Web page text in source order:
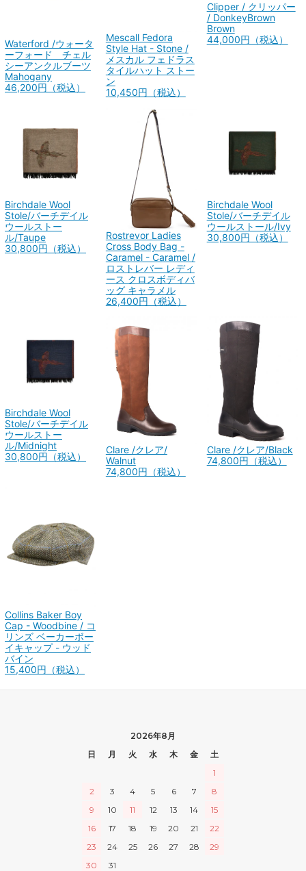
Waterford /ウォータ
ーフォード チェル
シーアンクルブーツ
Mahogany
46,200円（税込）
Mescall Fedora
Style Hat - Stone /
メスカル フェドラス
タイルハット ストー
ン
10,450円（税込）
Clipper / クリッパー
/ DonkeyBrown
Brown
44,000円（税込）
Birchdale Wool
Stole/バーチデイル
ウールストー
ル/Taupe
30,800円（税込）
Rostrevor Ladies
Cross Body Bag -
Caramel - Caramel /
ロストレバー レディ
ース クロスボディバ
ッグ キャラメル
26,400円（税込）
Birchdale Wool
Stole/バーチデイル
ウールストール/Ivy
30,800円（税込）
Birchdale Wool
Stole/バーチデイル
ウールストー
ル/Midnight
30,800円（税込）
Clare /クレア/
Walnut
74,800円（税込）
Clare /クレア/Black
74,800円（税込）
Collins Baker Boy
Cap - Woodbine / コ
リンズ ベーカーボー
イキャップ - ウッド
バイン
15,400円（税込）
2026年8月
日
月 火 水 木 金
土
1
2
3 4 5 6 7
8
9
10 11 12 13 14
15
16
17 18 19 20 21
22
23
24 25 26 27 28
29
30
31